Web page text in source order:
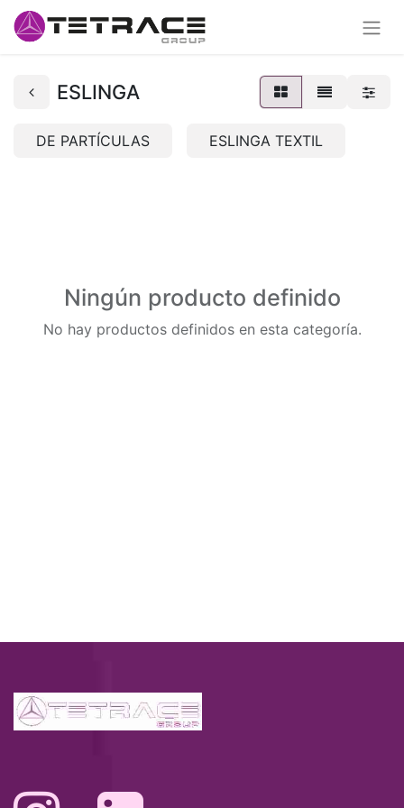
ESLINGA
DE PARTÍCULAS ESLINGA TEXTIL
Ningún producto definido
No hay productos definidos en esta categoría.